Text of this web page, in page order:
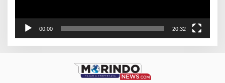
00:00 20:32